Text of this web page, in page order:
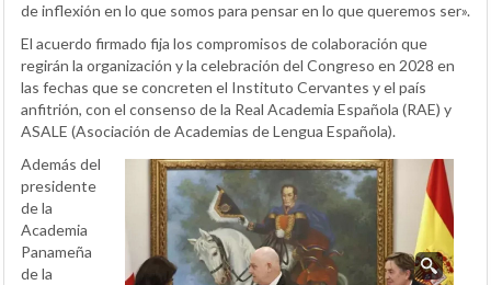
de inflexión en lo que somos para pensar en lo que queremos ser».
El acuerdo firmado fija los compromisos de colaboración que
regirán la organización y la celebración del Congreso en 2028 en
las fechas que se concreten el Instituto Cervantes y el país
anfitrión, con el consenso de la Real Academia Española (RAE) y
ASALE (Asociación de Academias de Lengua Española).
Además del
presidente
de la
Academia
Panameña
de la